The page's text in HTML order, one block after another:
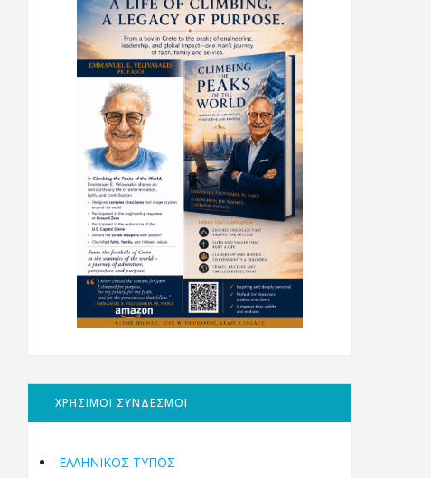
ΧΡΗΣΙΜΟΙ ΣΥΝΔΕΣΜΟΙ
ΕΛΛΗΝΙΚΟΣ ΤΥΠΟΣ